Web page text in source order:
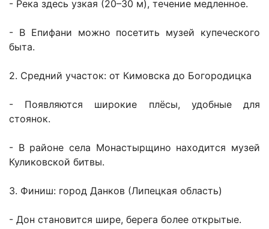
- Река здесь узкая (20–30 м), течение медленное.
- В Епифани можно посетить музей купеческого
быта.
2. Средний участок: от Кимовска до Богородицка
- Появляются широкие плёсы, удобные для
стоянок.
- В районе села Монастырщино находится музей
Куликовской битвы.
3. Финиш: город Данков (Липецкая область)
- Дон становится шире, берега более открытые.